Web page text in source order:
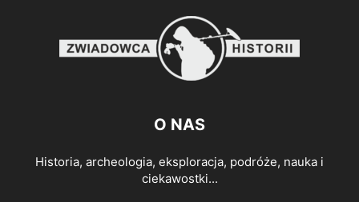
O NAS
Historia, archeologia, eksploracja, podróże, nauka i
ciekawostki...